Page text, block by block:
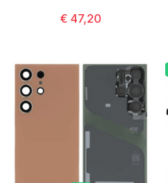
€ 47,20